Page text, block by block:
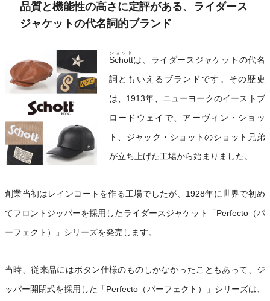
品質と機能性の高さに定評がある、ライダース
ジャケットの代名詞的ブランド
Schott
ショット
は、ライダースジャケットの代名
詞ともいえるブランドです。その歴史
は、1913年、ニューヨークのイーストブ
ロードウェイで、アーヴィン・ショッ
ト、ジャック・ショットのショット兄弟
が立ち上げた工場から始まりました。
創業当初はレインコートを作る工場でしたが、1928年に世界で初め
てフロントジッパーを採用したライダースジャケット「Perfecto（パ
ーフェクト）」シリーズを発売します。
当時、従来品にはボタン仕様のものしかなかったこともあって、ジ
ッパー開閉式を採用した「Perfecto（パーフェクト）」シリーズは、